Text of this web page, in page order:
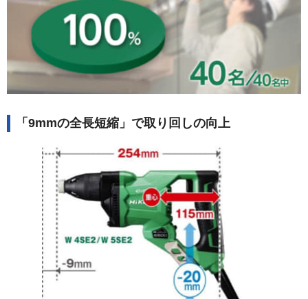
「9mmの全長短縮」で取り回しの向上